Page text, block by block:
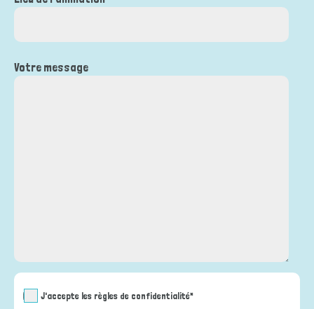
Votre message
J'accepte les règles de confidentialité*